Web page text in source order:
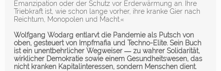
Emanzipation oder der Schutz vor Erderwärmung an. Ihre
Triebkraft ist, wie schon lange vorher, ihre kranke Gier nach
Reichtum, Monopolen und Macht.«
Wolfgang Wodarg entlarvt die Pandemie als Putsch von
oben, gesteuert von Impfmafia und Techno-Elite. Sein Buch
ist ein unentbehrlicher Wegweiser ― zu wahrer Solidarität,
wirklicher Demokratie sowie einem Gesundheitswesen, das
nicht kranken Kapitalinteressen, sondern Menschen dient.